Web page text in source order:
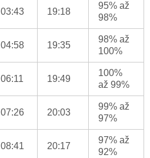
03:43 19:18
95% až
98%
04:58 19:35
98% až
100%
06:11 19:49
100%
až 99%
07:26 20:03
99% až
97%
08:41 20:17
97% až
92%